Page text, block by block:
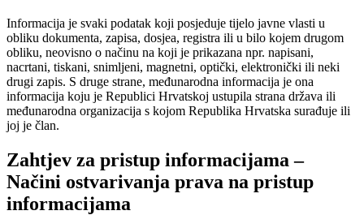
Informacija je svaki podatak koji posjeduje tijelo javne vlasti u
obliku dokumenta, zapisa, dosjea, registra ili u bilo kojem drugom
obliku, neovisno o načinu na koji je prikazana npr. napisani,
nacrtani, tiskani, snimljeni, magnetni, optički, elektronički ili neki
drugi zapis. S druge strane, međunarodna informacija je ona
informacija koju je Republici Hrvatskoj ustupila strana država ili
međunarodna organizacija s kojom Republika Hrvatska surađuje ili
joj je član.
Zahtjev za pristup informacijama –
Načini ostvarivanja prava na pristup
informacijama